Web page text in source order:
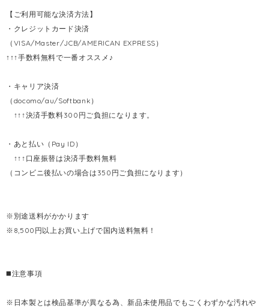
【ご利用可能な決済方法】
・クレジットカード決済
（VISA/Master/JCB/AMERICAN EXPRESS）
↑↑↑手数料無料で一番オススメ♪
・キャリア決済
（docomo/au/Softbank）
↑↑↑決済手数料300円ご負担になります。
・あと払い（Pay ID）
↑↑↑口座振替は決済手数料無料
（コンビニ後払いの場合は350円ご負担になります）
※別途送料がかかります
※8,500円以上お買い上げで国内送料無料！
◼️注意事項
※日本製とは検品基準が異なる為、新品未使用品でもごくわずかな汚れや